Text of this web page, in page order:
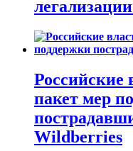
Российские
пакет мер
Wildberries